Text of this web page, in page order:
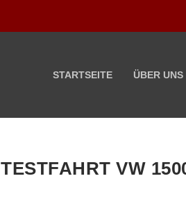
STARTSEITE ÜBER UNS
TESTFAHRT VW